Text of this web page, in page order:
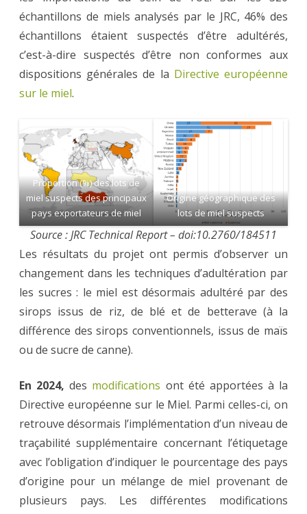
échantillons de miels analysés par le JRC, 46% des
échantillons étaient suspectés d’être adultérés,
c’est-à-dire suspectés d’être non conformes aux
dispositions générales de la Directive européenne
sur le miel.
Proportion (%) des lots de
miel suspects des principaux
pays exportateurs de miel
Origine géographique des
lots de miel suspects
Source : JRC Technical Report – doi:10.2760/184511
Les résultats du projet ont permis d’observer un
changement dans les techniques d’adultération par
les sucres : le miel est désormais adultéré par des
sirops issus de riz, de blé et de betterave (à la
différence des sirops conventionnels, issus de maïs
ou de sucre de canne).
En 2024, des modifications ont été apportées à la
Directive européenne sur le Miel. Parmi celles-ci, on
retrouve désormais l’implémentation d’un niveau de
traçabilité supplémentaire concernant l’étiquetage
avec l’obligation d’indiquer le pourcentage des pays
d’origine pour un mélange de miel provenant de
plusieurs pays. Les différentes modifications